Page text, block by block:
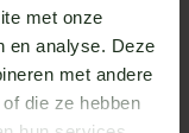
met onze
en analyse. Deze
met andere
die ze hebben